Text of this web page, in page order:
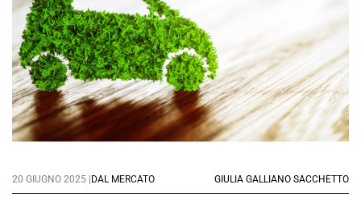
20 GIUGNO 2025 | DAL MERCATO GIULIA GALLIANO SACCHETTO